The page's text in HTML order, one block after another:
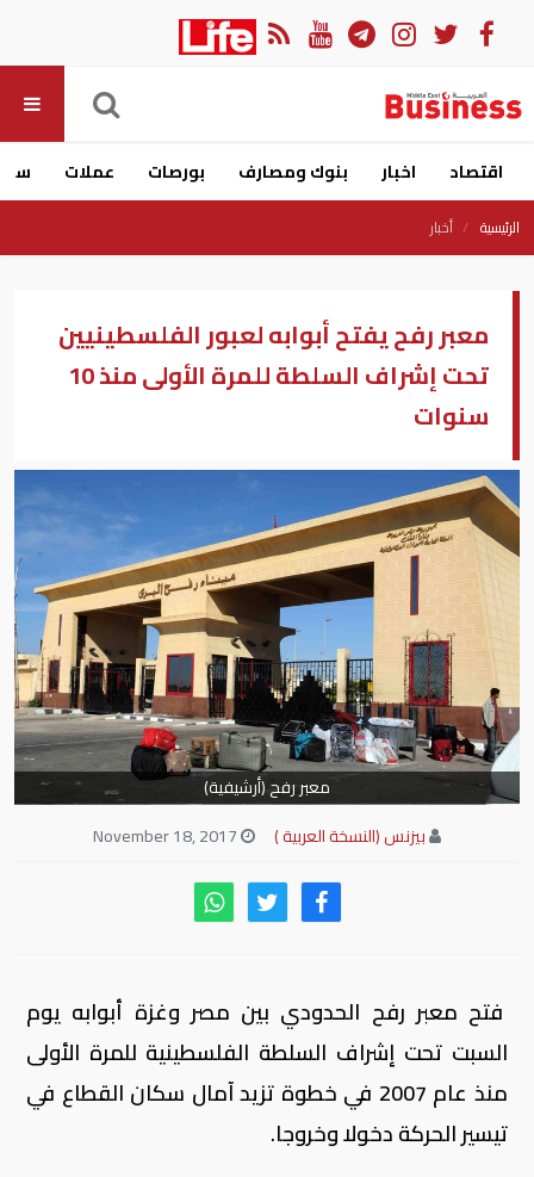
اقتصاد اخبار بنوك ومصارف بورصات عملات
الرئيسية أخبار
معبر رفح يفتح أبوابه لعبور الفلسطينيين
تحت إشراف السلطة للمرة الأولى منذ 10
سنوات
معبر رفح (أرشيفية)
بيزنس (النسخة العربية )
فتح معبر رفح الحدودي بين مصر وغزة أبوابه يوم
السبت تحت إشراف السلطة الفلسطينية للمرة الأولى
منذ عام 2007 في خطوة تزيد آمال سكان القطاع في
تيسير الحركة دخولا وخروجا.